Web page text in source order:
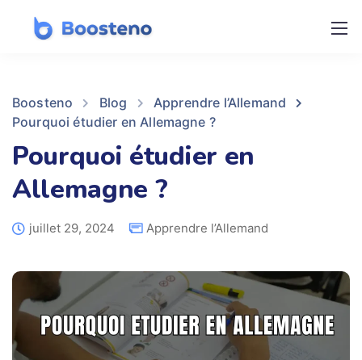
Boosteno Blog
Apprendre l’Allemand
Pourquoi étudier en Allemagne ?
Pourquoi étudier en
Allemagne ?
juillet 29, 2024 Apprendre l’Allemand